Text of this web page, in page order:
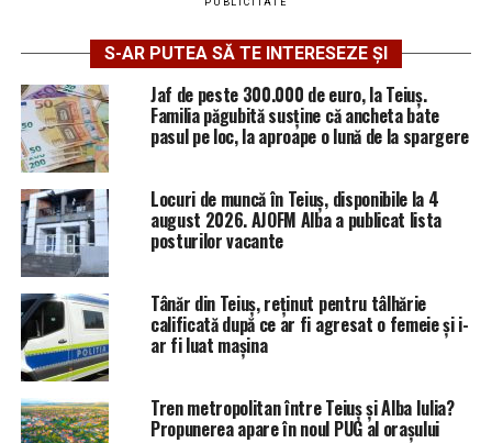
PUBLICITATE
S-AR PUTEA SĂ TE INTERESEZE ȘI
Jaf de peste 300.000 de euro, la Teiuș.
Familia păgubită susține că ancheta bate
pasul pe loc, la aproape o lună de la spargere
Locuri de muncă în Teiuș, disponibile la 4
august 2026. AJOFM Alba a publicat lista
posturilor vacante
Tânăr din Teiuș, reținut pentru tâlhărie
calificată după ce ar fi agresat o femeie și i-
ar fi luat mașina
Tren metropolitan între Teiuș și Alba Iulia?
Propunerea apare în noul PUG al orașului